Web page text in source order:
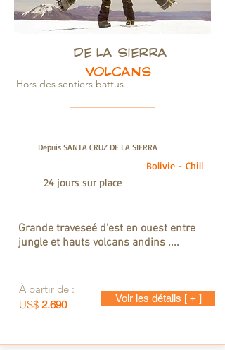
DE LA SIERRA
VOLCANS
Hors des sentiers battus
Depuis SANTA CRUZ DE LA SIERRA
24 jours sur place
Grande traveseé d'est en ouest entre
jungle et hauts volcans andins ....
À partir de :
US$ 2.690 Voir les détails [ + ]
Bolivie - Chili